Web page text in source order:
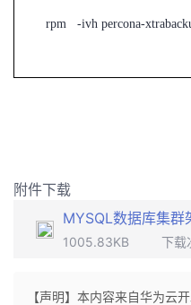
rpm -ivh percona-
附件下载
MYSQL数据库集
1005.83KB 下载
【声明】本内容来自华为云